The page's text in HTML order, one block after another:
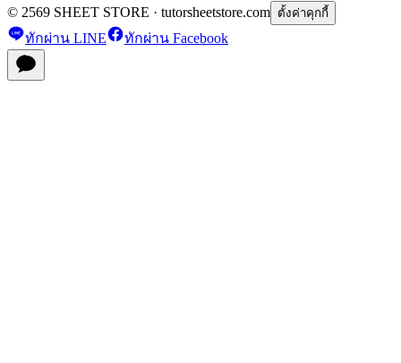
© 2569 SHEET STORE · tutorsheetstore.com ตั้งค่าคุกกี้
ทักผ่าน LINE ทักผ่าน Facebook